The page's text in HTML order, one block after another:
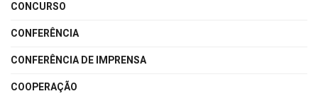
CONCURSO
CONFERÊNCIA
CONFERÊNCIA DE IMPRENSA
COOPERAÇÃO